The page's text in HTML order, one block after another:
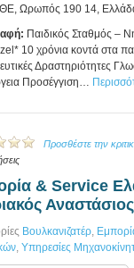
Ωρωπός 190 14,
Παιδικός Σταθμός –
10 χρόνια κοντά στα
Δραστηριότητες
Προσέγγιση…
Προσθέστε την
& Service
Βουλκανιζατέρ,
, Υπηρεσίες